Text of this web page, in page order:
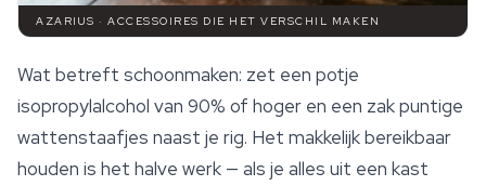
AZARIUS · ACCESSOIRES DIE HET VERSCHIL MAKEN
Wat betreft schoonmaken: zet een potje
isopropylalcohol van 90% of hoger en een zak puntige
wattenstaafjes naast je rig. Het makkelijk bereikbaar
houden is het halve werk — als je alles uit een kast